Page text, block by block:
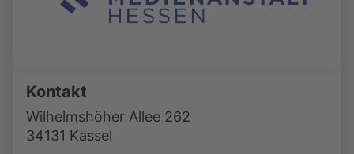
Kontakt
Wilhelmshöher Allee 262
34131 Kassel